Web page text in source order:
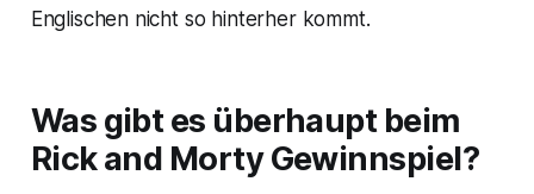
Englischen nicht so hinterher kommt.
Was gibt es überhaupt beim
Rick and Morty Gewinnspiel?